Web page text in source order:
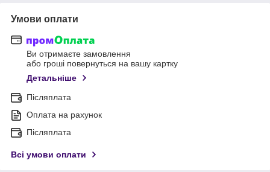
Умови оплати
Ви отримаєте замовлення
або гроші повернуться на вашу картку
Детальніше
Післяплата
Оплата на рахунок
Післяплата
Всі умови оплати